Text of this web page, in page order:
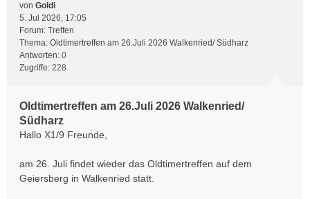
von Goldi
5. Jul 2026, 17:05
Forum: Treffen
Thema: Oldtimertreffen am 26.Juli 2026 Walkenried/ Südharz
Antworten: 0
Zugriffe: 228
Oldtimertreffen am 26.Juli 2026 Walkenried/
Südharz
Hallo X1/9 Freunde,
am 26. Juli findet wieder das Oldtimertreffen auf dem
Geiersberg in Walkenried statt.